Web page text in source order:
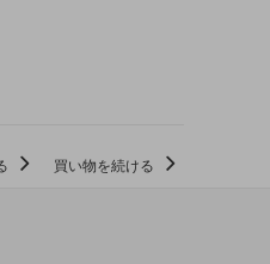
買い物を続ける